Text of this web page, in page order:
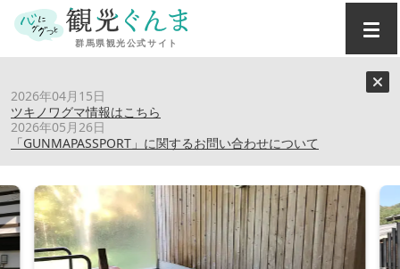
2026年04月15日
ツキノワグマ情報はこちら
2026年05月26日
「GUNMAPASSPORT」に関するお問い合わせについて
応徳温泉